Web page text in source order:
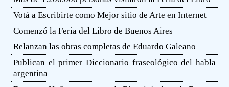
Votá a Escribirte como Mejor sitio de Arte en Internet
Comenzó la Feria del Libro de Buenos Aires
Relanzan las obras completas de Eduardo Galeano
Publican el primer Diccionario fraseológico del habla
argentina